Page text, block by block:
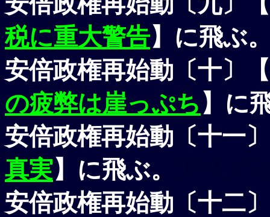
税に重大警告】に飛ぶ
安倍政権再始動〔十〕【
の疲弊は崖っぷち 】に
安倍政権再始動〔十一
真実】に飛ぶ。
安倍政権再始動〔十二